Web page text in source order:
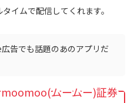
イムで配信してくれます。
告でも話題のあのアプリだ
ムームー)証券